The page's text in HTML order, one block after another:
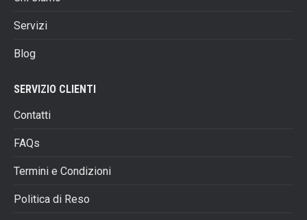
Servizi
Blog
SERVIZIO CLIENTI
Contatti
FAQs
Termini e Condizioni
Politica di Reso